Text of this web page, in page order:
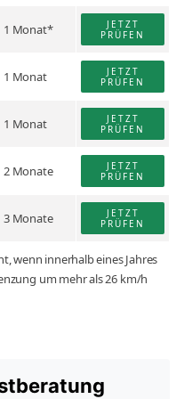
1 Monat*
JETZT
PRÜFEN
1 Monat
JETZT
PRÜFEN
1 Monat
JETZT
PRÜFEN
2 Monate
JETZT
PRÜFEN
3 Monate
JETZT
PRÜFEN
wenn innerhalb eines Jahres
um mehr als 26 km/h